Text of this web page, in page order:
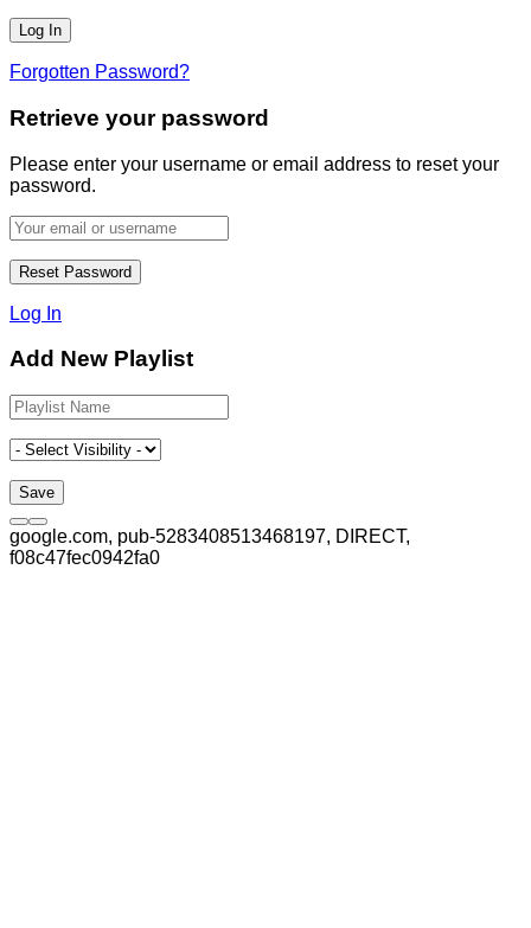
Forgotten Password?
Retrieve your password
Please enter your username or email address to reset your
password.
Log In
Add New Playlist
google.com, pub-5283408513468197, DIRECT,
f08c47fec0942fa0